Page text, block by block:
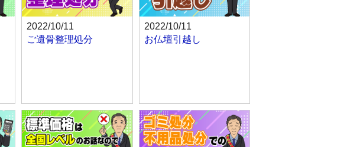
2022/10/11
ご遺骨整理処分
2022/10/11
お仏壇引越し